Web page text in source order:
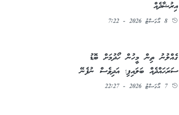
އިރުޝާދެއް
8 އޯގަސްޓު 2026 - 7:22
ގެއްލުނު ތިން މީހުން ހޯދުމަށް ބޮޑު
ސަރަހައްދެއް ބަލައިފި؛ އަދިވެސް ނުފެނޭ
7 އޯގަސްޓު 2026 - 22:27